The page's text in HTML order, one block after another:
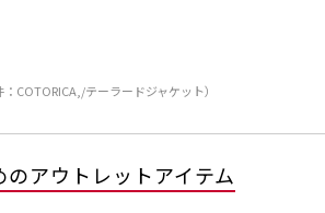
：COTORICA,/テーラードジャケット）
のアウトレットアイテム